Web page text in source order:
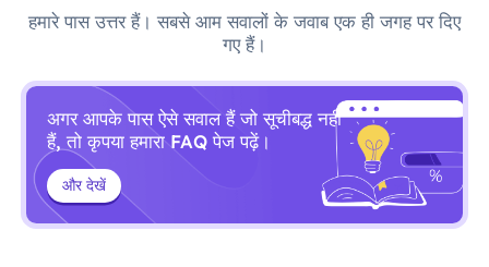
हमारे पास उत्तर हैं। सबसे आम सवालों के जवाब एक ही जगह पर दिए
गए हैं।
अगर आपके पास ऐसे सवाल हैं जो सूचीबद्ध नहीं
हैं, तो कृपया हमारा FAQ पेज पढ़ें।
और देखें